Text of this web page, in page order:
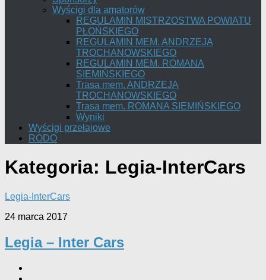
Wyścigi dla amatorów
REGULAMIN MISTRZOSTWA POWIATU
PŁOŃSKIEGO
REGULAMIN MEM. ANDRZEJA
TROCHANOWSKIEGO
REGULAMIN MEM. ROMANA
SIEMIŃSKIEGO
Trasa mem. ANDRZEJA
TROCHANOWSKIEGO
Trasa mem. ROMANA SIEMIŃSKIEGO
Wyniki
Wyścigi przełajowe
RODO
Kategoria: Legia-InterCars
Legia-InterCars
24 marca 2017
Legia – Inter Cars